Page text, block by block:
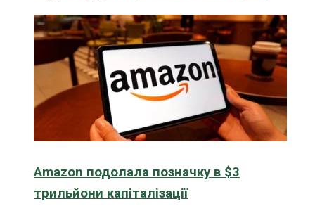
Amazon подолала позначку в $3
трильйони капіталізації